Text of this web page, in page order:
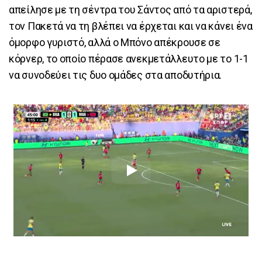
απείλησε με τη σέντρα του Σάντος από τα αριστερά,
τον Πακετά να τη βλέπει να έρχεται και να κάνει ένα
όμορφο γυριστό, αλλά ο Μπόνο απέκρουσε σε
κόρνερ, το οποίο πέρασε ανεκμετάλλευτο με το 1-1
να συνοδεύει τις δυο ομάδες στα αποδυτήρια.